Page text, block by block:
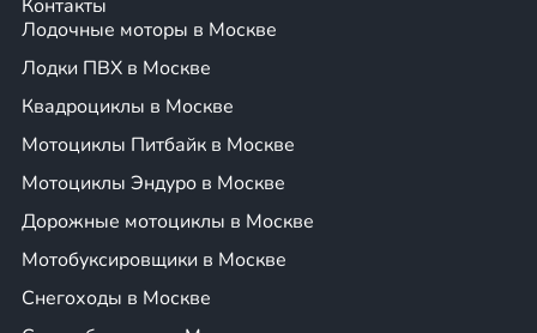
представлены
производителе и
модели
Технологические
особенности
Рассмотрите модели с
Проверьте возможность
нужды и предпочтения.
Обслуживание
Контакты
Лодочные моторы в Москве
Лодки ПВХ в Москве
Квадроциклы в Москве
Мотоциклы Питбайк в Москве
Мотоциклы Эндуро в Москве
Дорожные мотоциклы в Москве
Мотобуксировщики в Москве
Снегоходы в Москве